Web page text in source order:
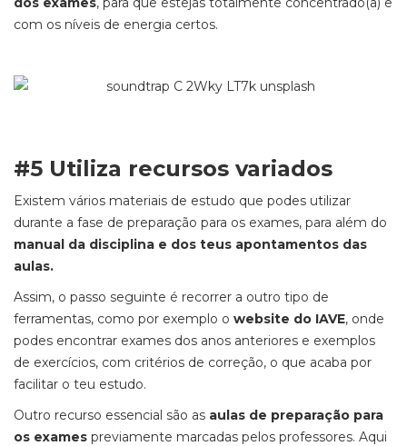
com os níveis de energia certos.
#5 Utiliza recursos variados
Existem vários materiais de estudo que podes utilizar
durante a fase de preparação para os exames, para além do
manual da disciplina e dos teus apontamentos das
aulas.
Assim, o passo seguinte é recorrer a outro tipo de
ferramentas, como por exemplo o website do IAVE, onde
podes encontrar exames dos anos anteriores e exemplos
de exercícios, com critérios de correção, o que acaba por
facilitar o teu estudo.
Outro recurso essencial são as aulas de preparação para
os exames previamente marcadas pelos professores. Aqui